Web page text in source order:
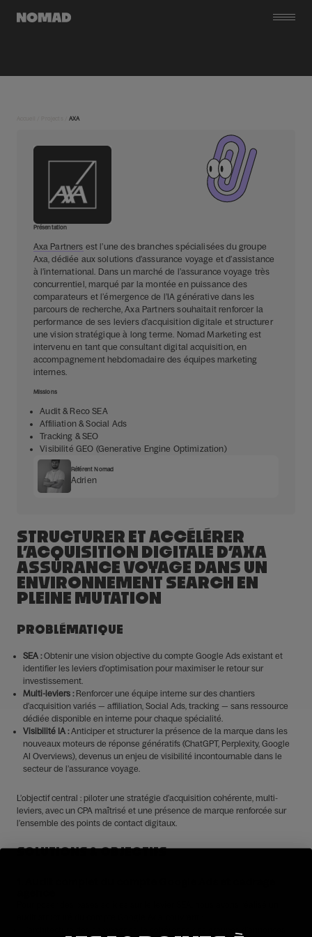
/AXA
Présentation
Axa Partners est l’une des branches spécialisées du groupe
Axa, dédiée aux solutions d’assurance voyage et d’assistance
à l’international. Dans un marché de l’assurance voyage très
concurrentiel, marqué par la montée en puissance des
comparateurs et l’émergence de l’IA générative dans les
parcours de recherche, Axa Partners souhaitait renforcer la
performance de ses leviers d’acquisition digitale et structurer
une vision stratégique à long terme. Nomad Marketing est
intervenu en tant que consultant digital acquisition, en
accompagnement hebdomadaire des équipes marketing
internes.
Missions
Audit & Reco SEA
Affiliation & Social Ads
Tracking & SEO
Visibilité GEO (Generative Engine Optimization)
Référent Nomad
Adrien
STRUCTURER ET ACCÉLÉRER
L’ACQUISITION DIGITALE D’AXA
ASSURANCE VOYAGE DANS UN
ENVIRONNEMENT SEARCH EN
PLEINE MUTATION
PROBLÉMATIQUE
SEA :Obtenir une vision objective du compte Google Ads existant et
identifier les leviers d’optimisation pour maximiser le retour sur
investissement.
Multi-leviers :Renforcer une équipe interne sur des chantiers
d’acquisition variés — affiliation, Social Ads, tracking — sans ressource
dédiée disponible en interne pour chaque spécialité.
Visibilité IA :Anticiper et structurer la présence de la marque dans les
nouveaux moteurs de réponse génératifs (ChatGPT, Perplexity, Google
AI Overviews), devenus un enjeu de visibilité incontournable dans le
secteur de l’assurance voyage.
L’objectif central : piloter une stratégie d’acquisition cohérente, multi-
leviers, avec un CPA maîtrisé et une présence de marque renforcée sur
l’ensemble des points de contact digitaux.